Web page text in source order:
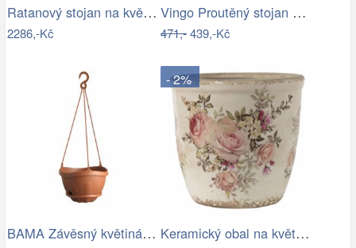
Ratanový stojan na květináče - AX
2286,-Kč
Vingo Proutěný stojan na květiny…
471,-439,-Kč
BAMA Závěsný květináč s miskou GONDOLA…
- 2%
Keramický obal na květináč s růžemi…